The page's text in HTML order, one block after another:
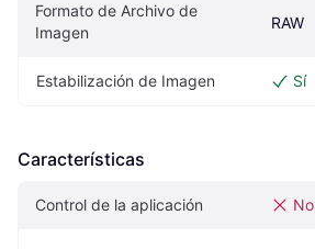
Formato de Archivo de
Imagen
RAW
Estabilización de Imagen Sí
Características
Control de la aplicación No